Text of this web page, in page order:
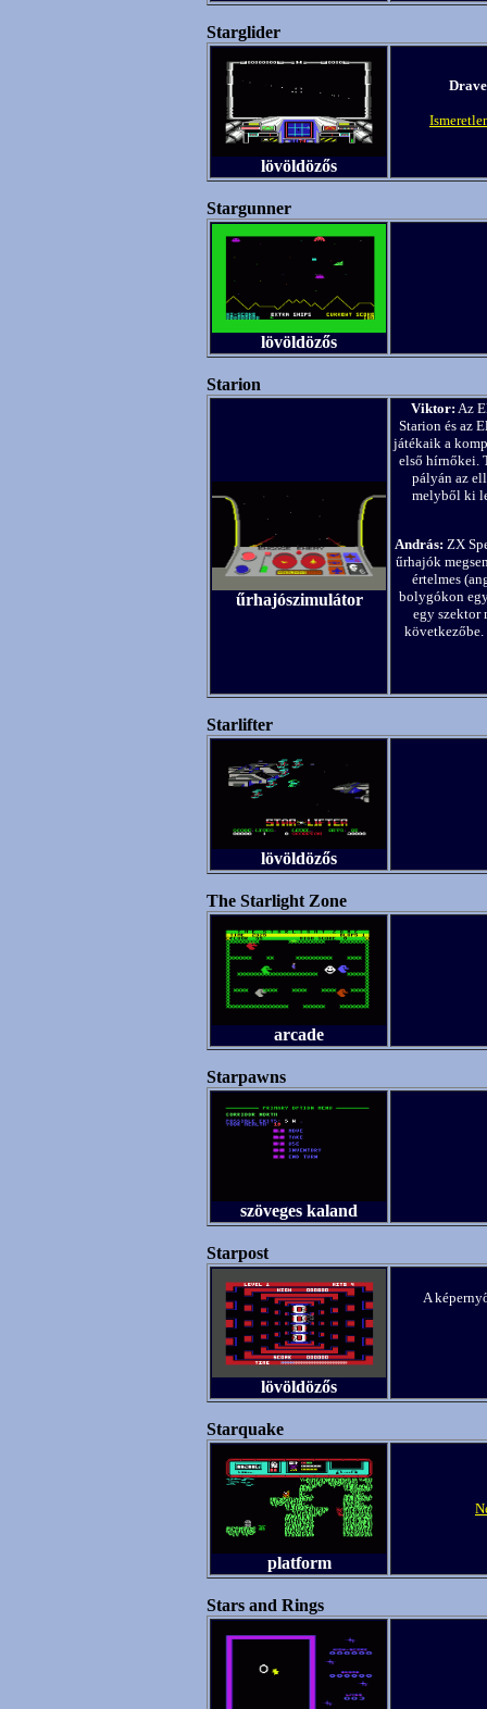
Starglider
lövöldözős
Stargunner
lövöldözős
Starion
űrhajószimulátor
Viktor: Az
Starion és az
játékaik a
első hírnőkei.
pályán az
melyből ki
András: ZX
űrhajók
értelmes
bolygókon
egy szektor
következőbe.
Starlifter
lövöldözős
The Starlight Zone
arcade
Starpawns
szöveges kaland
Starpost
lövöldözős
A
Starquake
platform
Stars and Rings